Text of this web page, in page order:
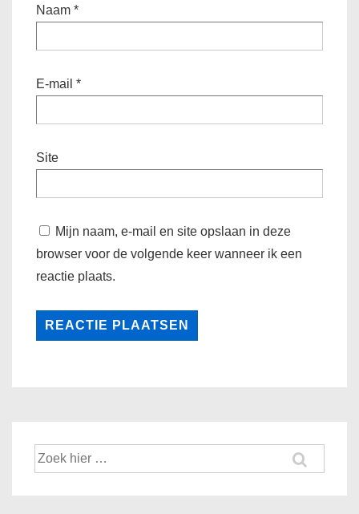
Naam *
E-mail *
Site
Mijn naam, e-mail en site opslaan in deze
browser voor de volgende keer wanneer ik een
reactie plaats.
Zoek
naar: